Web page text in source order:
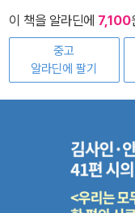
이 책을 알라딘에 7,100
중고
알라딘에 팔기